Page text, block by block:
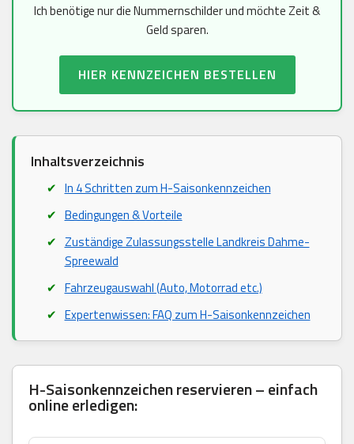
Ich benötige nur die Nummernschilder und möchte Zeit &
Geld sparen.
HIER KENNZEICHEN BESTELLEN
Inhaltsverzeichnis
In 4 Schritten zum H-Saisonkennzeichen
Bedingungen & Vorteile
Zuständige Zulassungsstelle Landkreis Dahme-
Spreewald
Fahrzeugauswahl (Auto, Motorrad etc.)
Expertenwissen: FAQ zum H-Saisonkennzeichen
H-Saisonkennzeichen reservieren – einfach
online erledigen: